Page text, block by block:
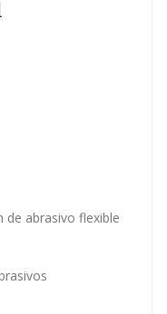
de abrasivo flexible